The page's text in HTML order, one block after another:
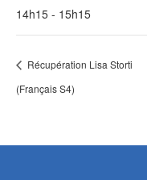
14h15 - 15h15
Récupération Lisa Storti
(Français S4)